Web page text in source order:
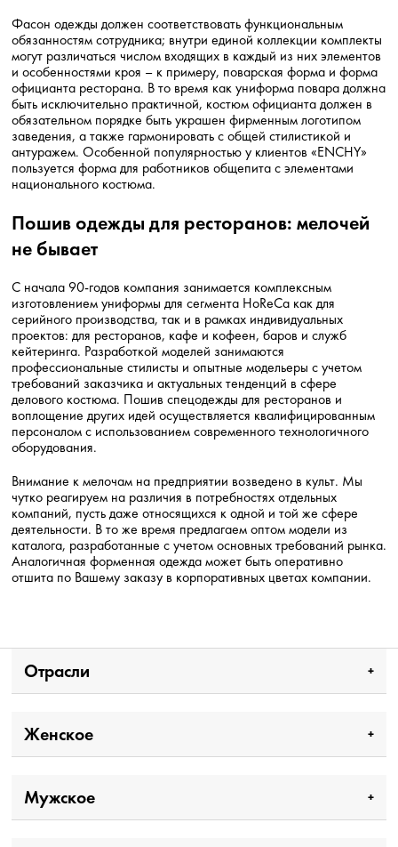
Фасон одежды должен соответствовать функциональным
обязанностям сотрудника; внутри единой коллекции комплекты
могут различаться числом входящих в каждый из них элементов
и особенностями кроя – к примеру, поварская форма и форма
официанта ресторана. В то время как униформа повара должна
быть исключительно практичной, костюм официанта должен в
обязательном порядке быть украшен фирменным логотипом
заведения, а также гармонировать с общей стилистикой и
антуражем. Особенной популярностью у клиентов «ENCHY»
пользуется форма для работников общепита с элементами
национального костюма.
Пошив одежды для ресторанов: мелочей
не бывает
С начала 90-годов компания занимается комплексным
изготовлением униформы для сегмента HoReCa как для
серийного производства, так и в рамках индивидуальных
проектов: для ресторанов, кафе и кофеен, баров и служб
кейтеринга. Разработкой моделей занимаются
профессиональные стилисты и опытные модельеры с учетом
требований заказчика и актуальных тенденций в сфере
делового костюма. Пошив спецодежды для ресторанов и
воплощение других идей осуществляется квалифицированным
персоналом с использованием современного технологичного
оборудования.
Внимание к мелочам на предприятии возведено в культ. Мы
чутко реагируем на различия в потребностях отдельных
компаний, пусть даже относящихся к одной и той же сфере
деятельности. В то же время предлагаем оптом модели из
каталога, разработанные с учетом основных требований рынка.
Аналогичная форменная одежда может быть оперативно
отшита по Вашему заказу в корпоративных цветах компании.
Отрасли
Женское
Мужское